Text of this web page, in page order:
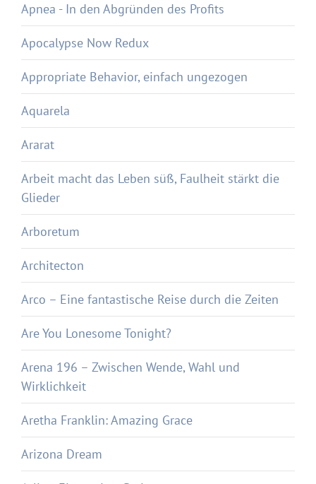
Apnea - In den Abgründen des Profits
Apocalypse Now Redux
Appropriate Behavior, einfach ungezogen
Aquarela
Ararat
Arbeit macht das Leben süß, Faulheit stärkt die
Glieder
Arboretum
Architecton
Arco – Eine fantastische Reise durch die Zeiten
Are You Lonesome Tonight?
Arena 196 – Zwischen Wende, Wahl und
Wirklichkeit
Aretha Franklin: Amazing Grace
Arizona Dream